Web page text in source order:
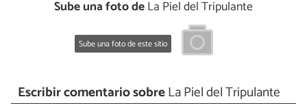
Sube una foto deLa Piel del Tripulante
Sube una foto de este sitio
Escribir comentario sobreLa Piel del Tripulante